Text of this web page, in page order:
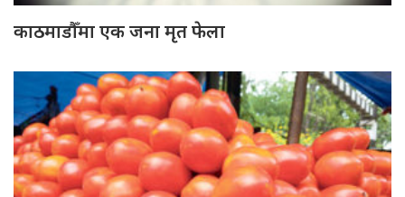
काठमाडौँमा एक जना मृत फेला